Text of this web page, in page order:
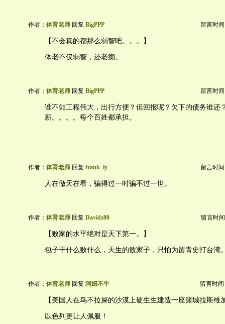
作者： 体育老师 回复 BigPPP 留言时间
【不会真的都那么弱智吧。。。】
体老不仅弱智，还老痴。
作者： 体育老师 回复 BigPPP 留言时间
谁不知工程伟大，出行方便？但回报呢？欠下的债务谁还
薪。。。。每个百姓都承担。
作者： 体育老师 回复 frank_ly 留言时间
人在做天在看，骗得过一时骗不过一世。
作者： 体育老师 回复 Davidz80 留言时
【败家的水平绝对是天下第一。】
包子干什么败什么，天生的败家子，只怕为留青史打台湾
作者： 体育老师 回复 阿妞不牛 留言时间
【美国人在鸟不拉屎的沙漠上硬生生建造一座赌城拉斯维
以色列更让人佩服！